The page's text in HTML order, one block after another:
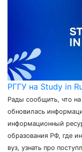
РГГУ на Study in
Рады сообщить, что
обновилась
информационный
образования РФ, где
вуз, узнать про